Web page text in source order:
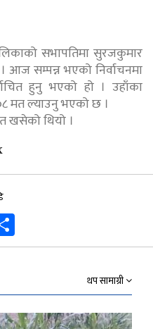
सभापतिमा सुरजकुमार
आज सम्पन्न भएको निर्वाचनमा
हुनु भएको हो । उहाँका
मत ल्याउनु भएको छ ।
खसेको थियो ।
थप सामाग्री